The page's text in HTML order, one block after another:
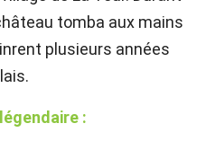
tomba aux mains
plusieurs années
: